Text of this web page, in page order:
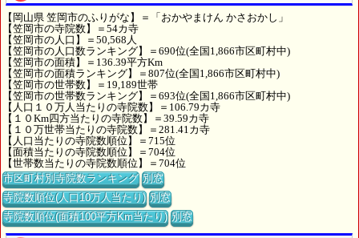
【岡山県 笠岡市のふりがな】＝「おかやまけん かさおかし」
【笠岡市の寺院数】＝54カ寺
【笠岡市の人口】＝50,568人
【笠岡市の人口数ランキング】＝690位(全国1,866市区町村中)
【笠岡市の面積】＝136.39平方Km
【笠岡市の面積ランキング】＝807位(全国1,866市区町村中)
【笠岡市の世帯数】＝19,189世帯
【笠岡市の世帯数ランキング】＝693位(全国1,866市区町村中)
【人口１０万人当たりの寺院数】＝106.79カ寺
【１０Km四方当たりの寺院数】＝39.59カ寺
【１０万世帯当たりの寺院数】＝281.41カ寺
【人口当たりの寺院数順位】＝715位
【面積当たりの寺院数順位】＝704位
【世帯数当たりの寺院数順位】＝704位
市区町村別寺院数ランキング 別窓
寺院数順位(人口10万人当たり) 別窓
寺院数順位(面積100平方Km当たり) 別窓